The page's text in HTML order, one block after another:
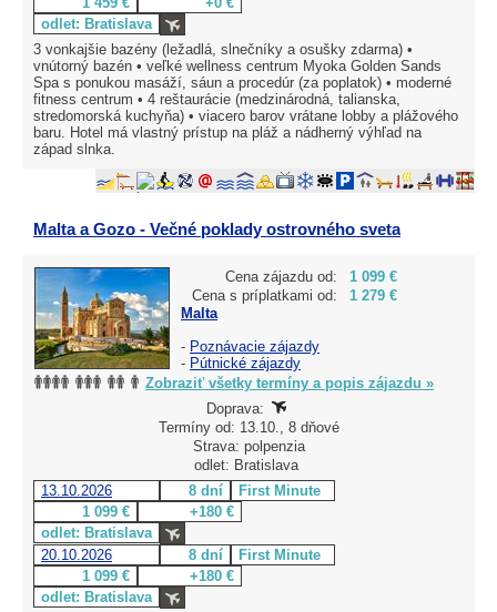
odlet: Bratislava
3 vonkajšie bazény (ležadlá, slnečníky a osušky zdarma) •
vnútorný bazén • veľké wellness centrum Myoka Golden Sands
Spa s ponukou masáží, sáun a procedúr (za poplatok) • moderné
fitness centrum • 4 reštaurácie (medzinárodná, talianska,
stredomorská kuchyňa) • viacero barov vrátane lobby a plážového
baru. Hotel má vlastný prístup na pláž a nádherný výhľad na
západ slnka.
Malta a Gozo - Večné poklady ostrovného sveta
Cena zájazdu od:
1 099 €
Cena s príplatkami od:
1 279 €
Malta
- Poznávacie zájazdy
- Pútnické zájazdy
Zobraziť všetky termíny a popis zájazdu »
Doprava:
Termíny od: 13.10., 8 dňové
Strava: polpenzia
odlet: Bratislava
13.10.2026
8 dní
First Minute
1 099 €
+180 €
odlet: Bratislava
20.10.2026
8 dní
First Minute
1 099 €
+180 €
odlet: Bratislava